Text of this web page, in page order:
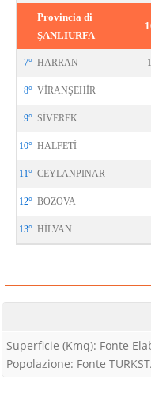
Provincia di
ŞANLIURFA
7° HARRAN
8° VİRANŞEHİR
9° SİVEREK
10° HALFETİ
11° CEYLANPINAR
12° BOZOVA
13° HİLVAN
Superficie (Kmq): Fonte
Popolazione: Fonte